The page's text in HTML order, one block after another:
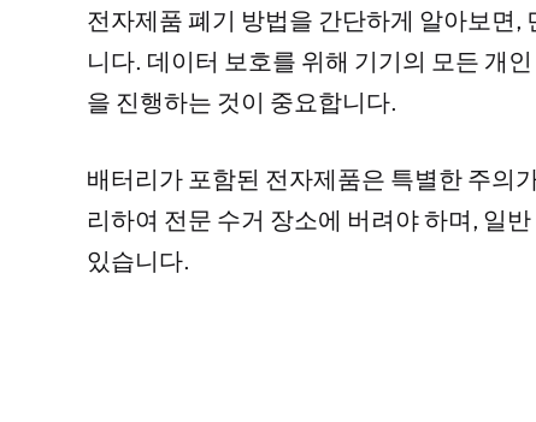
전자제품 폐기 방법을 간단하게 알아보면
니다. 데이터 보호를 위해 기기의 모든 개
을 진행하는 것이 중요합니다.
배터리가 포함된 전자제품은 특별한 주의
리하여 전문 수거 장소에 버려야 하며, 일
있습니다.